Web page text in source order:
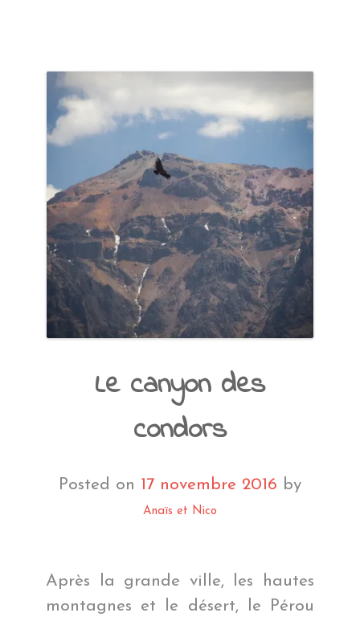
PRÉSENTATION
AVANT DE PARTIR
CARNET DE ROUTE
EN IMAGES
NOS BONNES ADRESSES
Le canyon des
condors
Posted on 17 novembre 2016 by
Anaïs et Nico
Après la grande ville, les hautes
montagnes et le désert, le Pérou